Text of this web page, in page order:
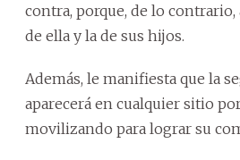
contra, porque, de lo contrario,
de ella y la de sus hijos.
Además, le manifiesta que la
aparecerá en cualquier sitio
movilizando para lograr su